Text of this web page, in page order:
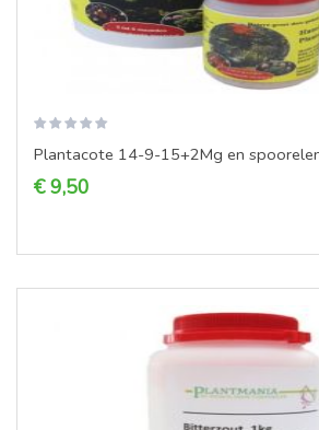
Plantacote 14-9-15+2Mg en
€ 9,50